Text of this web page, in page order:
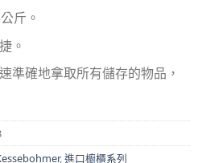
斤。
。
準確地拿取所有儲存的物品，
,進口櫥櫃系列